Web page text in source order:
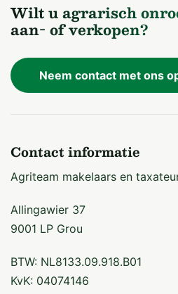
Wilt u agrarisch
aan- of verkopen?
Neem contact met ons
Contact informatie
Agriteam makelaars en
Allingawier 37
9001 LP Grou
BTW: NL8133.09.918.B01
KvK: 04074146